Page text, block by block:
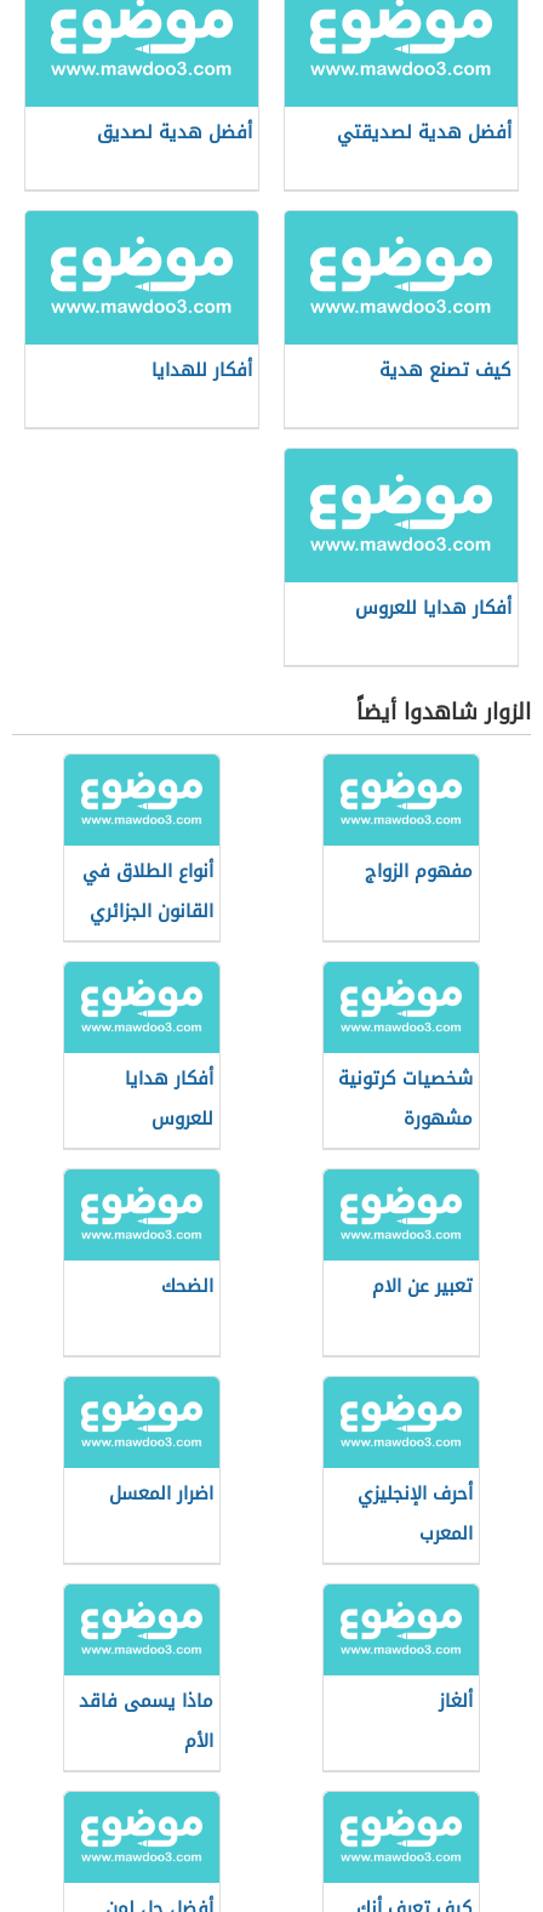
أفضل هدية لصديقتي أفضل هدية لصديق
كيف تصنع هدية أفكار للهدايا
أفكار هدايا للعروس
الزوار شاهدوا أيضاً
مفهوم الزواج
أنواع الطلاق في
القانون الجزائري
شخصيات كرتونية
مشهورة
أفكار هدايا
للعروس
تعبير عن الام الضحك
أحرف الإنجليزي
المعرب
اضرار المعسل
ألغاز
ماذا يسمى فاقد
الأم